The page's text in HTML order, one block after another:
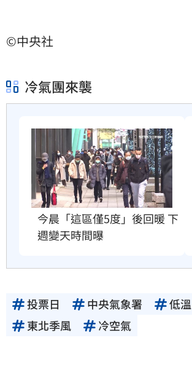
©中央社
冷氣團來襲
今晨「這區僅5度」後回暖 下
週變天時間曝
投票日 中央氣象署 低溫
東北季風
冷空氣